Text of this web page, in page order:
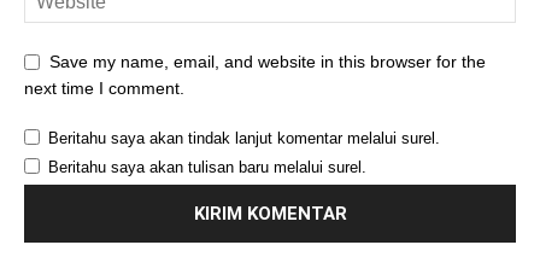
Save my name, email, and website in this browser for the
next time I comment.
Beritahu saya akan tindak lanjut komentar melalui surel.
Beritahu saya akan tulisan baru melalui surel.